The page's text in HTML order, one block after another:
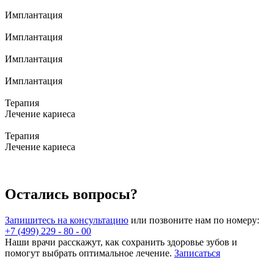
Имплантация
Имплантация
Имплантация
Имплантация
Терапия
Лечение кариеса
Терапия
Лечение кариеса
Остались вопросы?
Запишитесь на консультацию или позвоните нам по номеру:
+7 (499) 229 - 80 - 00
Наши врачи расскажут, как сохранить здоровье зубов и
помогут выбрать оптимальное лечение. Записаться